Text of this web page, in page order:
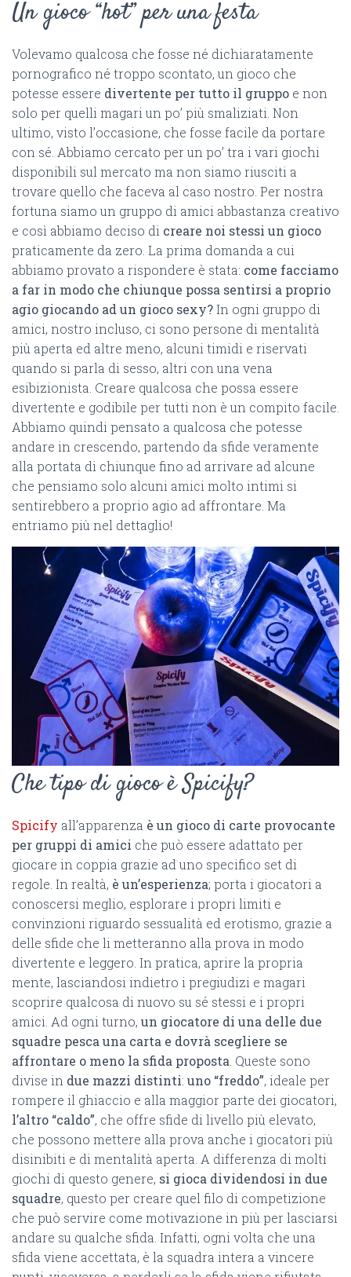
Un gioco “hot” per una festa
Volevamo qualcosa che fosse né dichiaratamente
pornografico né troppo scontato, un gioco che
potesse essere divertente per tutto il gruppo e non
solo per quelli magari un po’ più smaliziati. Non
ultimo, visto l’occasione, che fosse facile da portare
con sé. Abbiamo cercato per un po’ tra i vari giochi
disponibili sul mercato ma non siamo riusciti a
trovare quello che faceva al caso nostro. Per nostra
fortuna siamo un gruppo di amici abbastanza creativo
e così abbiamo deciso di creare noi stessi un gioco
praticamente da zero. La prima domanda a cui
abbiamo provato a rispondere è stata: come facciamo
a far in modo che chiunque possa sentirsi a proprio
agio giocando ad un gioco sexy?In ogni gruppo di
amici, nostro incluso, ci sono persone di mentalità
più aperta ed altre meno, alcuni timidi e riservati
quando si parla di sesso, altri con una vena
esibizionista. Creare qualcosa che possa essere
divertente e godibile per tutti non è un compito facile.
Abbiamo quindi pensato a qualcosa che potesse
andare in crescendo, partendo da sfide veramente
alla portata di chiunque fino ad arrivare ad alcune
che pensiamo solo alcuni amici molto intimi si
sentirebbero a proprio agio ad affrontare. Ma
entriamo più nel dettaglio!
Che tipo di gioco è Spicify?
Spicify all’apparenza è un gioco di carte provocante
per gruppi di amici che può essere adattato per
giocare in coppia grazie ad uno specifico set di
regole. In realtà, è un’esperienza; porta i giocatori a
conoscersi meglio, esplorare i propri limiti e
convinzioni riguardo sessualità ed erotismo, grazie a
delle sfide che li metteranno alla prova in modo
divertente e leggero. In pratica, aprire la propria
mente, lasciandosi indietro i pregiudizi e magari
scoprire qualcosa di nuovo su sé stessi e i propri
amici. Ad ogni turno, un giocatore di una delle due
squadre pesca una carta e dovrà scegliere se
affrontare o meno la sfida proposta. Queste sono
divise in due mazzi distinti: uno “freddo”, ideale per
rompere il ghiaccio e alla maggior parte dei giocatori,
l’altro “caldo”, che offre sfide di livello più elevato,
che possono mettere alla prova anche i giocatori più
disinibiti e di mentalità aperta. A differenza di molti
giochi di questo genere, si gioca dividendosi in due
squadre, questo per creare quel filo di competizione
che può servire come motivazione in più per lasciarsi
andare su qualche sfida. Infatti, ogni volta che una
sfida viene accettata, è la squadra intera a vincere